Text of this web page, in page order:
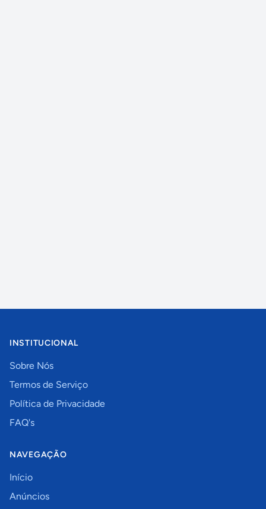
INSTITUCIONAL
Sobre Nós
Termos de Serviço
Política de Privacidade
FAQ's
NAVEGAÇÃO
Início
Anúncios